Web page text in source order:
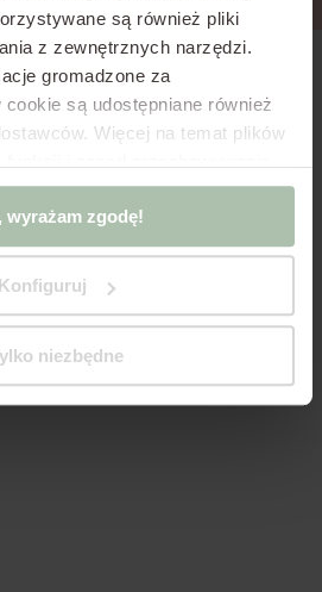
są również pliki
z zewnętrznych narzędzi.
gromadzone za
są udostępniane również
Więcej na temat plików
Cookies oraz Polityce
z oprogramowania innego
z oprogramowaniem w
kliknij „Tak, wyświetlam
z poziomu tego okienka.
wyrażam zgodę!
Konfiguruj
niezbędne